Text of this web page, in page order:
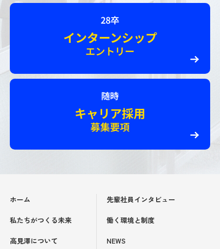
28卒
インターンシップ
エントリー
随時
キャリア採用
募集要項
ホーム
私たちがつくる未来
高見澤について
先輩社員インタビュー
働く環境と制度
NEWS